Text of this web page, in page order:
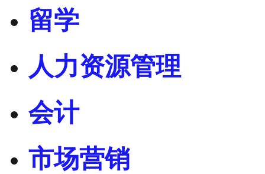
留学
人力资源管理
会计
市场营销